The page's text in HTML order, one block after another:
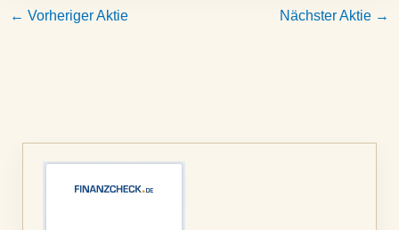
← Vorheriger Aktie Nächster Aktie →